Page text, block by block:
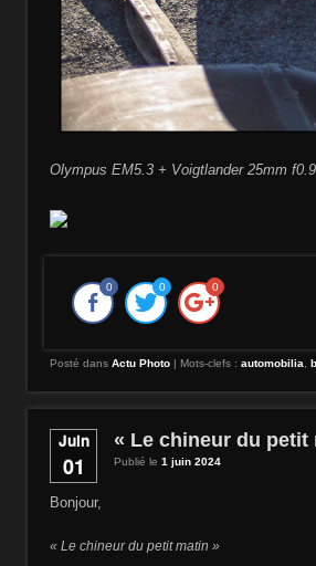
Olympus EM5.3 + Voigtlander 25mm
0 0 0
Posté dans Actu Photo | Mots-clefs : automobilia
Juin
01
« Le chineur du petit
Publié le 1 juin 2024
Bonjour,
« Le chineur du petit matin »